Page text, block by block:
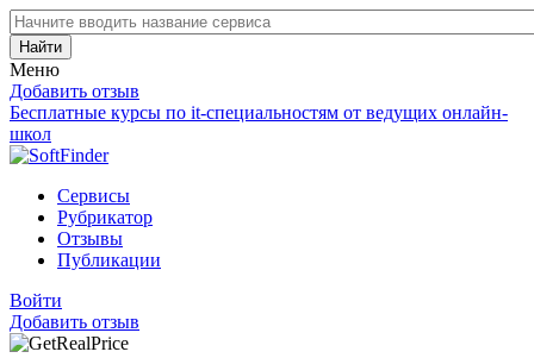
Найти
Меню
Добавить отзыв
Бесплатные курсы по it-специальностям от ведущих онлайн-
школ
Сервисы
Рубрикатор
Отзывы
Публикации
Войти
Добавить отзыв